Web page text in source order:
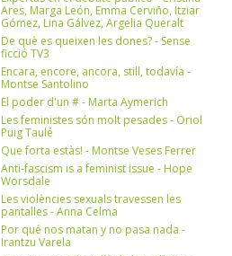
Ares, Marga León, Emma Cerviño, Itziar
Gómez, Lina Gálvez, Argelia Queralt
De què es queixen les dones? - Sense
ficció TV3
Encara, encore, ancora, still, todavía -
Montse Santolino
El poder d'un # - Marta Aymerich
Les feministes són molt pesades - Oriol
Puig Taulé
Que forta estàs! - Montse Veses Ferrer
Anti-fascism is a feminist issue - Hope
Worsdale
Les violències sexuals travessen les
pantalles - Anna Celma
Por qué nos matan y no pasa nada -
Irantzu Varela